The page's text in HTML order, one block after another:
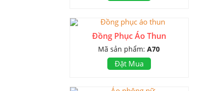
Đồng Phục Áo Thun
Mã sản phẩm:A70
Đặt Mua